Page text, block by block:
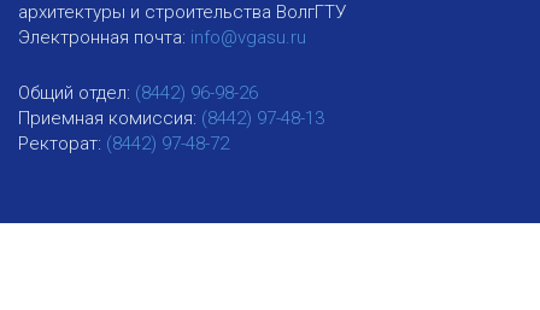
архитектуры и строительства ВолгГТУ
Электронная почта: info@vgasu.ru
Общий отдел: (8442) 96-98-26
Приемная комиссия: (8442) 97-48-13
Ректорат: (8442) 97-48-72